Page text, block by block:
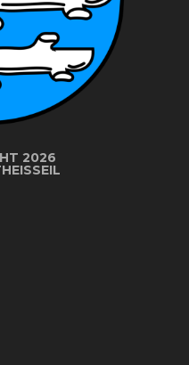
2026